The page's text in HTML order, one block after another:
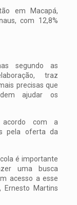
em Macapá,
com 12,8%
segundo as
traz
precisas que
ajudar os
acordo com a
pela oferta da
é importante
uma busca
acesso a esse
Martins